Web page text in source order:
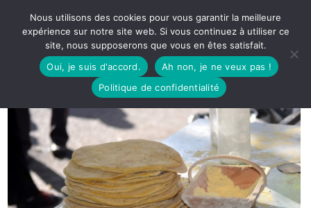
Nous utilisons des cookies pour vous garantir la meilleure
expérience sur notre site web. Si vous continuez à utiliser ce
site, nous supposerons que vous en êtes satisfait.
Oui, je suis d'accord.
Ah non, je ne veux pas !
Politique de confidentialité